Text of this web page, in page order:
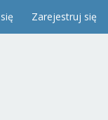
Zarejestruj się